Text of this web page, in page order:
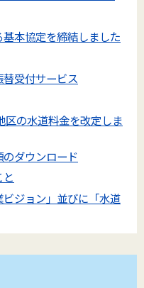
本協定を締結しました
替受付サービス
の水道料金を改定しま
ダウンロード
ジョン」並びに「水道